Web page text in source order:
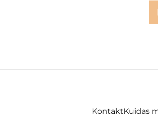
KontaktKuidas